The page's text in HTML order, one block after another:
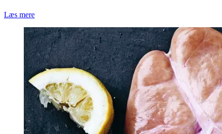
Læs mere